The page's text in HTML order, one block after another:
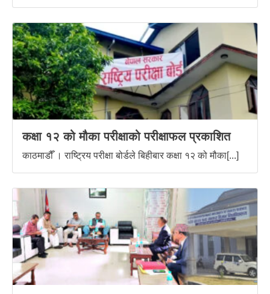
कक्षा १२ को मौका परीक्षाको परीक्षाफल प्रकाशित
काठमाडौँ । राष्ट्रिय परीक्षा बोर्डले बिहीबार कक्षा १२ को मौका[...]